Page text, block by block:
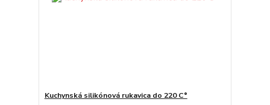
Kuchynská silikónová rukavica do 220 C°